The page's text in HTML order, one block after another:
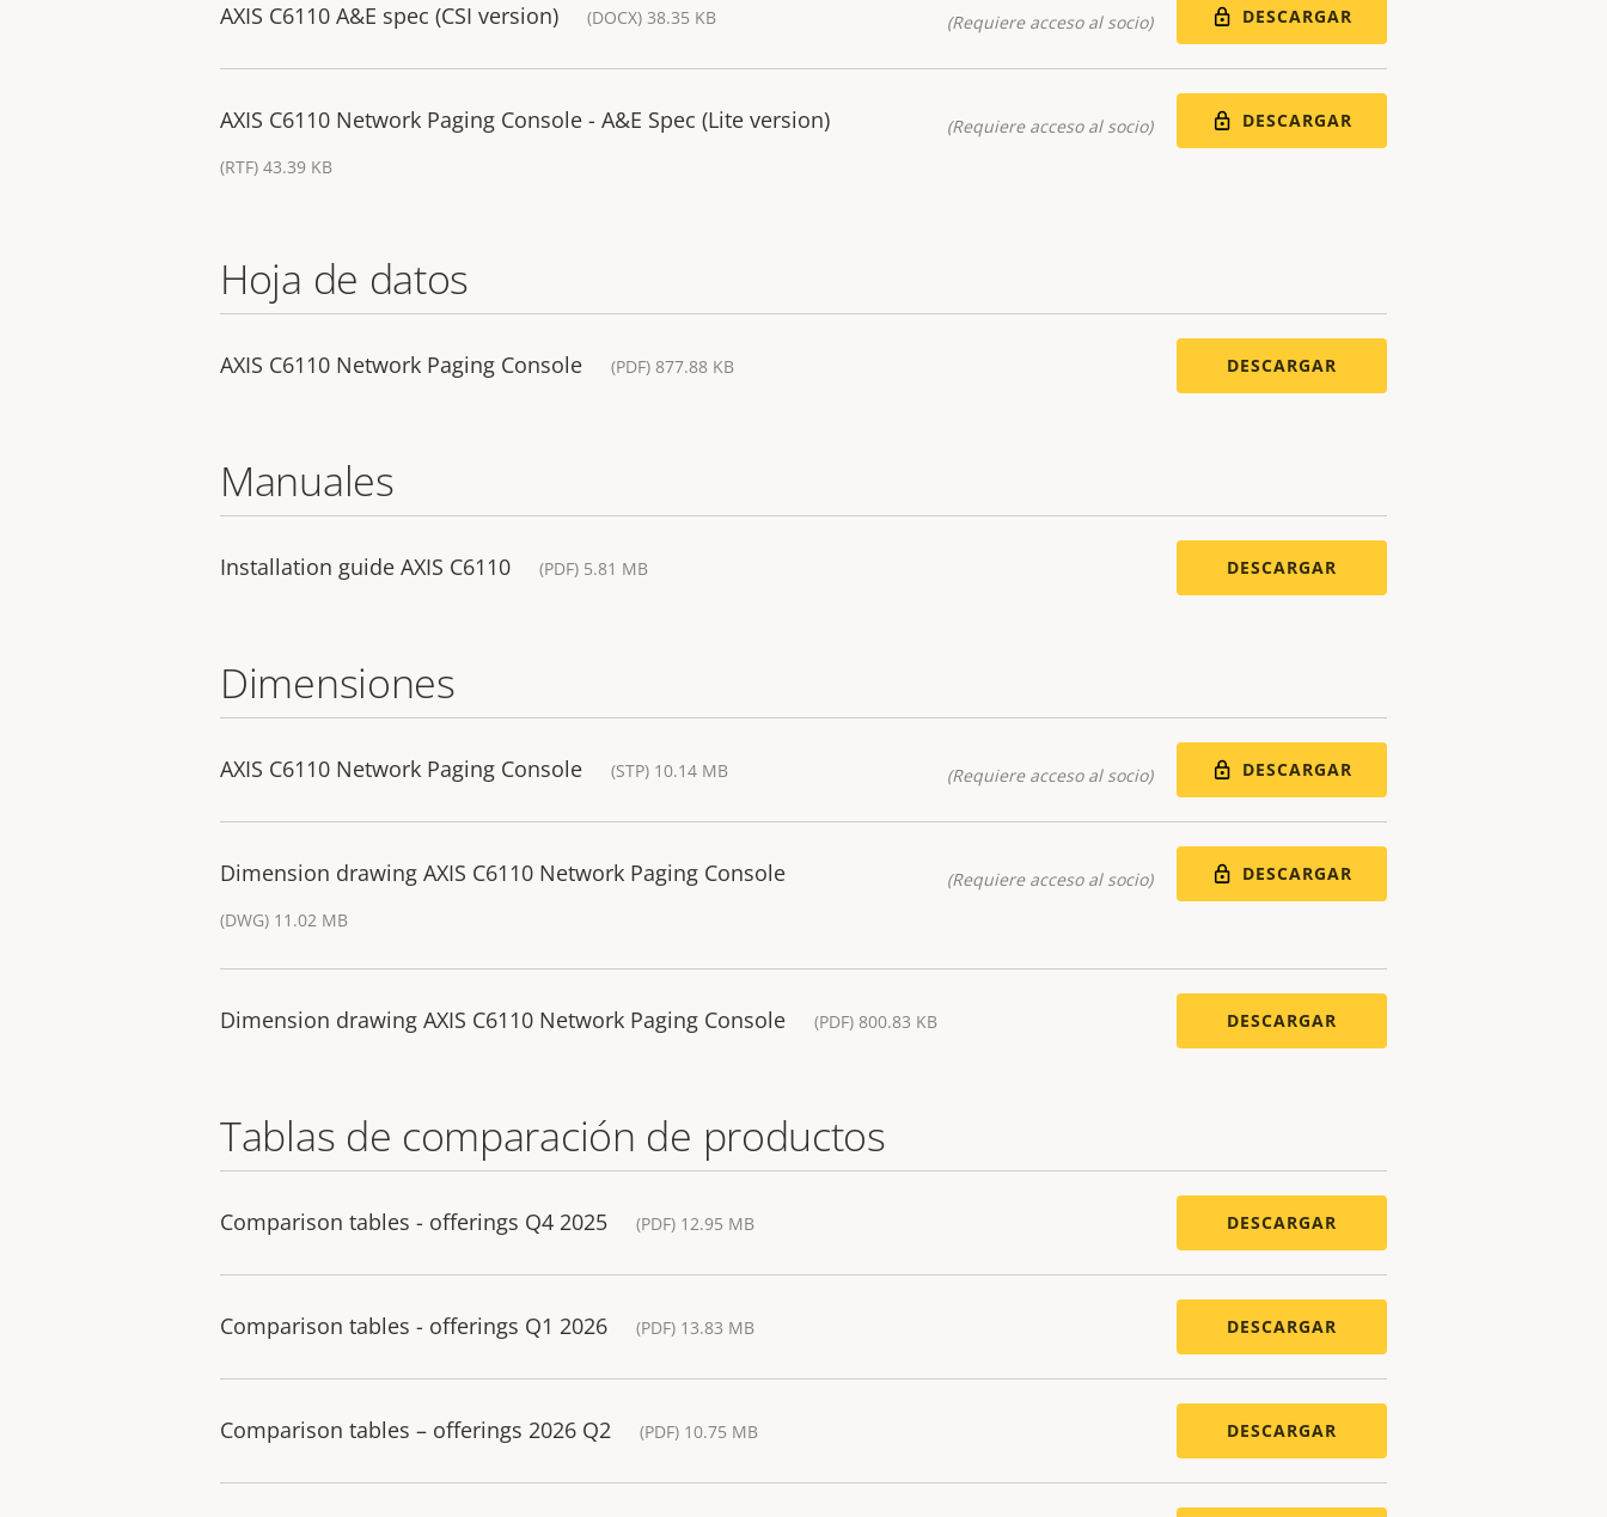
AXIS C6110 A&E spec (CSI version) (DOCX) 38.35 KB (Requiere acceso al socio) DESCARGAR
AXIS C6110 Network Paging Console - A&E Spec (Lite version)
(RTF) 43.39 KB
(Requiere acceso al socio) DESCARGAR
Hoja de datos
AXIS C6110 Network Paging Console (PDF) 877.88 KB DESCARGAR
Manuales
Installation guide AXIS C6110 (PDF) 5.81 MB DESCARGAR
Dimensiones
AXIS C6110 Network Paging Console (STP) 10.14 MB (Requiere acceso al socio) DESCARGAR
Dimension drawing AXIS C6110 Network Paging Console
(DWG) 11.02 MB
(Requiere acceso al socio) DESCARGAR
Dimension drawing AXIS C6110 Network Paging Console (PDF) 800.83 KB DESCARGAR
Tablas de comparación de productos
Comparison tables - offerings Q4 2025 (PDF) 12.95 MB DESCARGAR
Comparison tables - offerings Q1 2026 (PDF) 13.83 MB DESCARGAR
Comparison tables – offerings 2026 Q2 (PDF) 10.75 MB DESCARGAR